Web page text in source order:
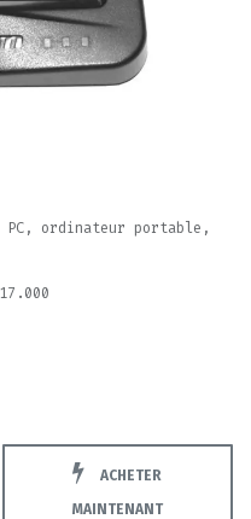
PC, ordinateur portable,
ACHETER
MAINTENANT